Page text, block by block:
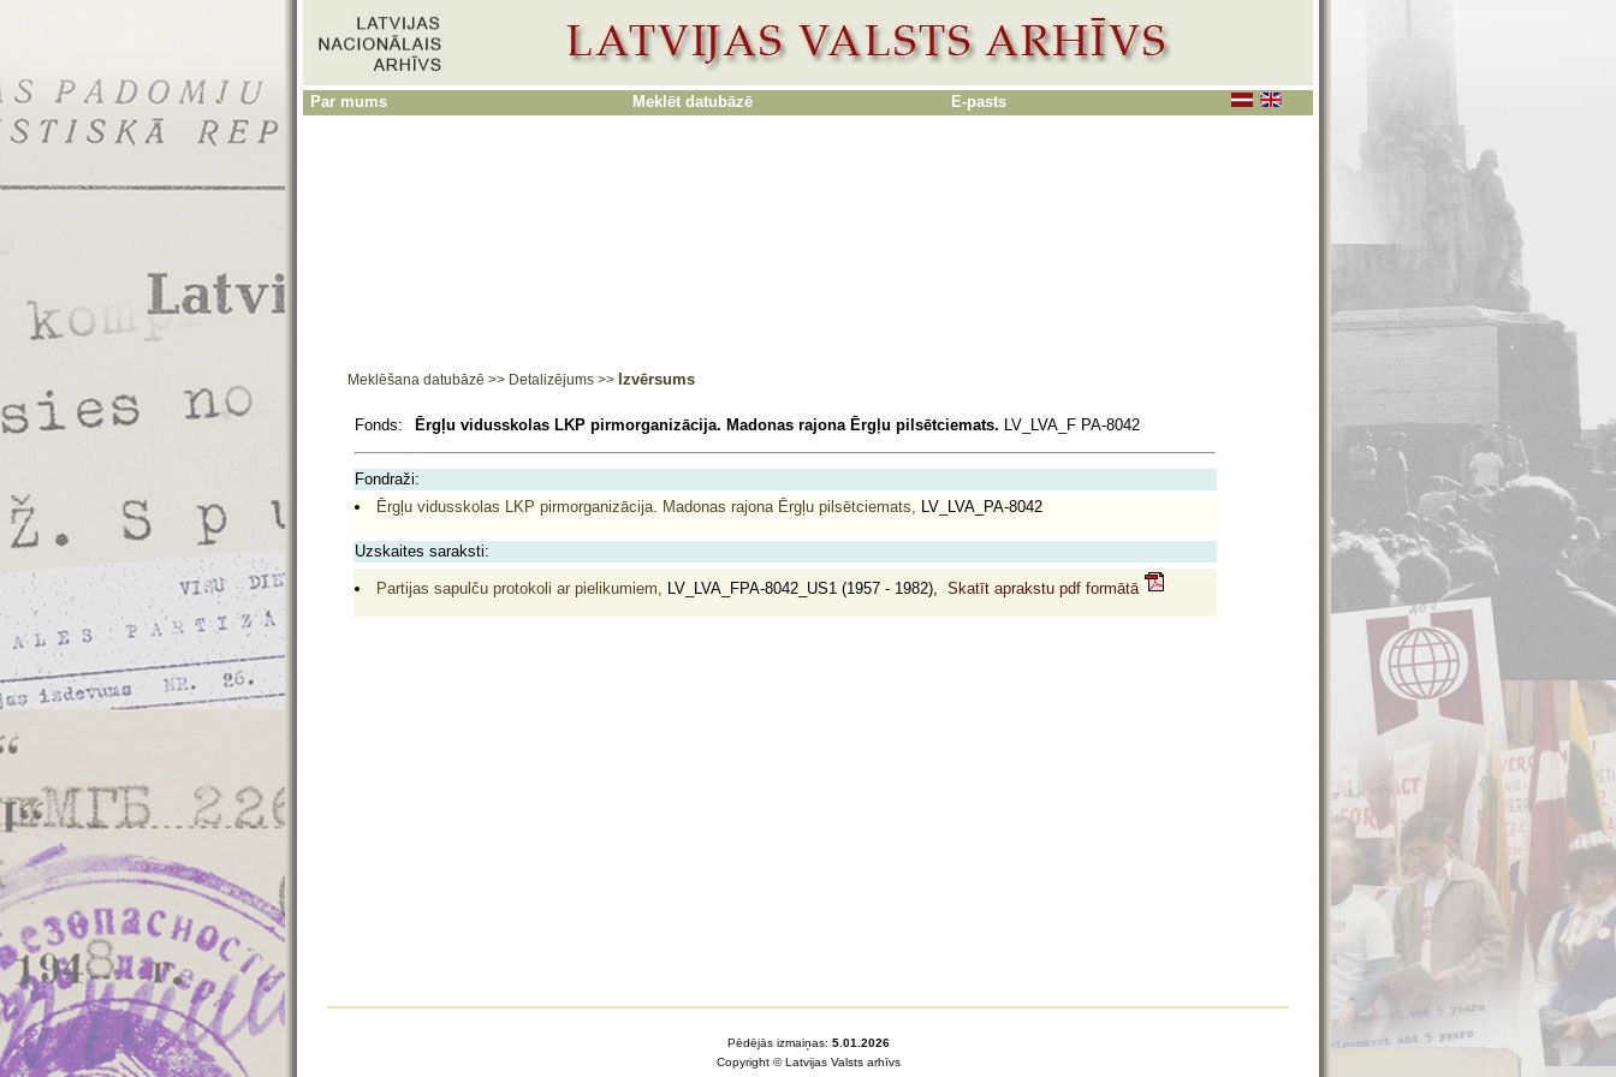
Par mums Meklēt datubāzē E-pasts
Meklēšana datubāzē >> Detalizējums >> Izvērsums
Fonds: Ērgļu vidusskolas LKP pirmorganizācija. Madonas rajona Ērgļu pilsētciemats. LV_LVA_F PA-8042
Fondraži:
Ērgļu vidusskolas LKP pirmorganizācija. Madonas rajona Ērgļu pilsētciemats, LV_LVA_PA-8042
Uzskaites saraksti:
Partijas sapulču protokoli ar pielikumiem, LV_LVA_FPA-8042_US1 (1957 - 1982), Skatīt aprakstu pdf formātā
Pēdējās izmaiņas: 5.01.2026
Copyright © Latvijas Valsts arhīvs